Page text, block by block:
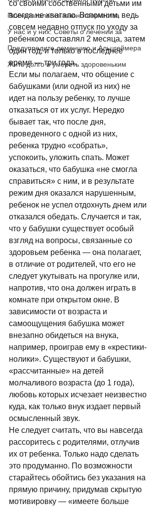
Психопатология законотворчества
У нас и у них. Советы о лечении за
Предупредите деменцию и Альцгеймера
Жить долго и умереть здоровеньким
со своими собственными детьми им
всегда не хватало. Вспомним, ведь
совсем недавно отпуск по уходу за
ребенком составлял 2 месяца, затем
один год, и только в последнее
время — три года.
Если мы полагаем, что общение с
бабушками (или одной из них) не
идет на пользу ребенку, то лучше
отказаться от их услуг. Нередко
бывает так, что после дня,
проведенного с одной из них,
ребенка трудно «собрать»,
успокоить, уложить спать. Может
оказаться, что бабушка «не смогла
справиться» с ним, и в результате
режим дня оказался нарушенным,
ребенок не успел отдохнуть днем или
отказался обедать. Случается и так,
что у бабушки существует особый
взгляд на вопросы, связанные со
здоровьем ребенка — она полагает,
в отличие от родителей, что его не
следует укутывать на прогулке или,
напротив, что она должен играть в
комнате при открытом окне. В
зависимости от возраста и
самоощущения бабушка может
внезапно обидеться на внука,
например, проиграв ему в «крестики-
нолики». Существуют и бабушки,
«рассчитанные» на детей
молчаливого возраста (до 1 года),
любовь которых исчезает неизвестно
куда, как только внук издает первый
осмысленный звук.
Не следует считать, что вы навсегда
рассоритесь с родителями, отлучив
их от ребенка. Только надо сделать
это продуманно. По возможности
старайтесь обойтись без указания на
прямую причину, придумав скрытую
мотивировку — «имеете больше